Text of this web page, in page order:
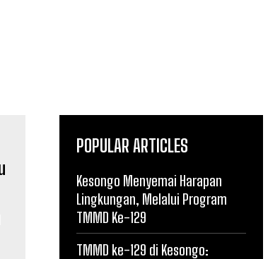
POPULAR ARTICLES
Kesongo Menyemai Harapan
Lingkungan, Melalui Program
TMMD Ke-129
TMMD ke-129 di Kesongo: